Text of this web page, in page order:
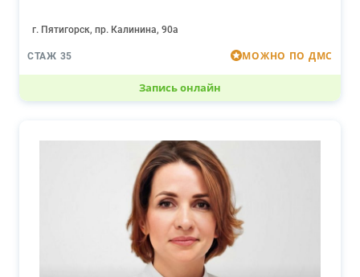
г. Пятигорск, пр. Калинина, 90а
СТАЖ 35 МОЖНО ПО ДМС
Запись онлайн